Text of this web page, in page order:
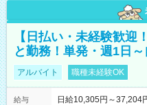
【日払い・未経験歓迎
と勤務！単発・週1日
アルバイト 職種未経験OK
給与
日給10,305円～37,204